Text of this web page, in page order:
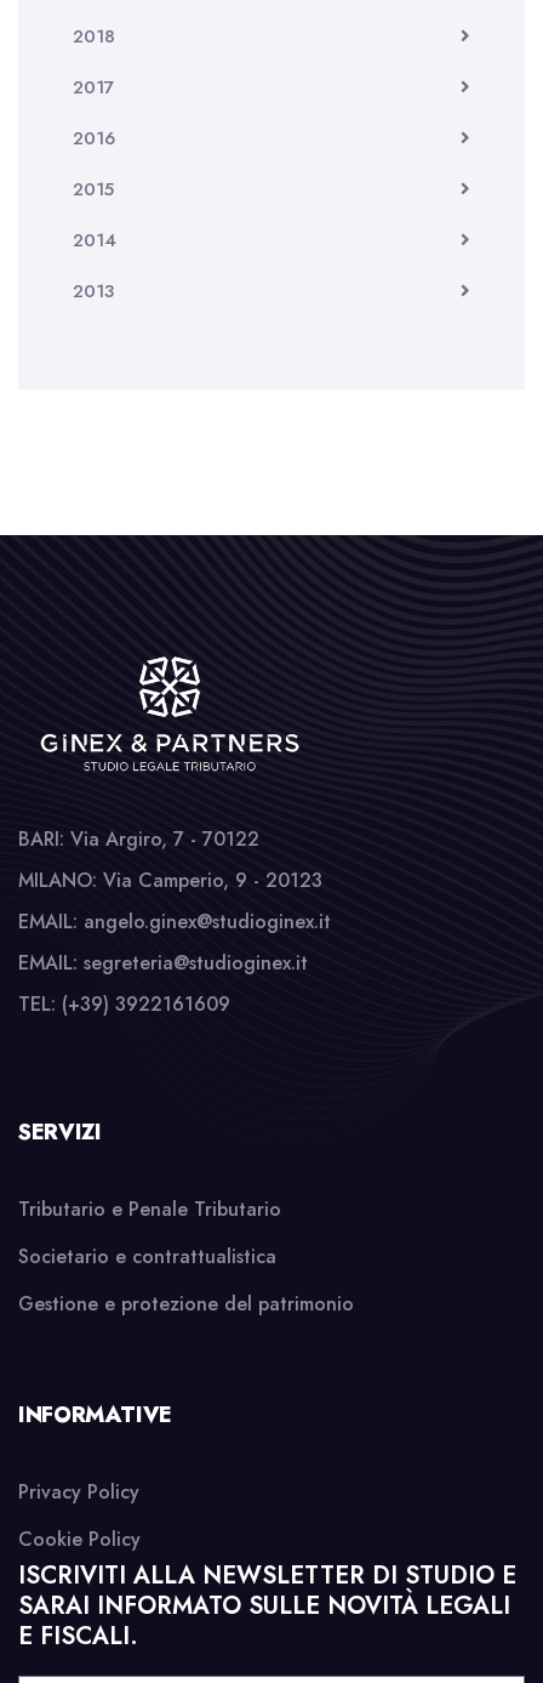
2018
2017
2016
2015
2014
2013
BARI: Via Argiro, 7 - 70122
MILANO: Via Camperio, 9 - 20123
EMAIL: angelo.ginex@studioginex.it
EMAIL: segreteria@studioginex.it
TEL: (+39) 3922161609
SERVIZI
Tributario e Penale Tributario
Societario e contrattualistica
Gestione e protezione del patrimonio
INFORMATIVE
Privacy Policy
Cookie Policy
ISCRIVITI ALLA NEWSLETTER DI STUDIO E
SARAI INFORMATO SULLE NOVITÀ LEGALI
E FISCALI.